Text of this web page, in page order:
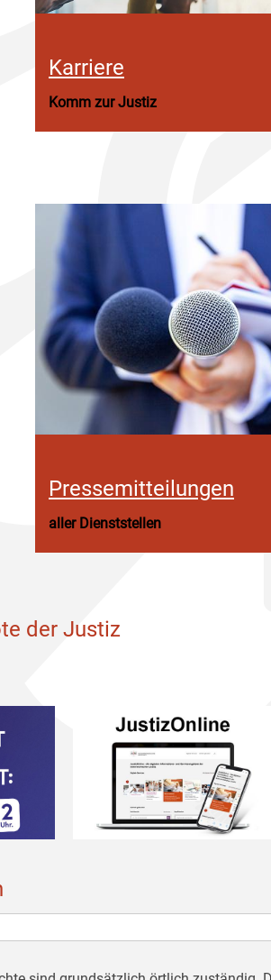
Karriere
Komm zur Justiz
Pressemitteilungen
aller Dienststellen
der Justiz